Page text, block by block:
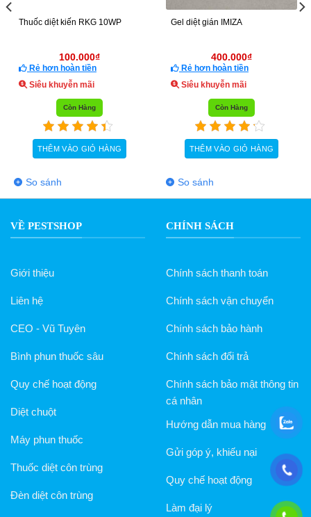
Thuốc diệt muỗi Alpha Plus
Rẻ hơn hoàn tiền
Siêu khuyễn mãi
THÊM VÀO GIỎ HÀNG
Thuốc Diệt Kiến Modify
Rẻ hơn hoàn tiền
Siêu khuyễn mãi
ĐỌC TIẾP
VỀ PESTSHOP
Giới thiệu
Liên hệ
CEO - Vũ Tuyên
Bình phun thuốc sâu
Quy chế hoạt động
Diệt chuột
Máy phun thuốc
Thuốc diệt côn trùng
Đèn diệt côn trùng
CHÍNH SÁCH
Chính sách thanh toán
Chính sách vận chuyển
Chính sách bảo hành
Chính sách đổi trả
Chính sách bảo mật thông tin
cá nhân
Hướng dẫn mua hàng
Gửi góp ý, khiếu nại
Quy chế hoạt động
Làm đại lý